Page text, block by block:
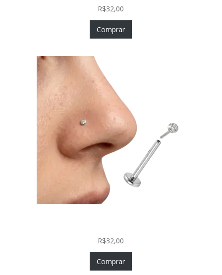
R$32,00
Comprar
R$32,00
Comprar